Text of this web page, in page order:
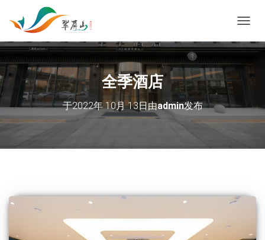
全季酒店
于2022年 10月 13日由admin发布